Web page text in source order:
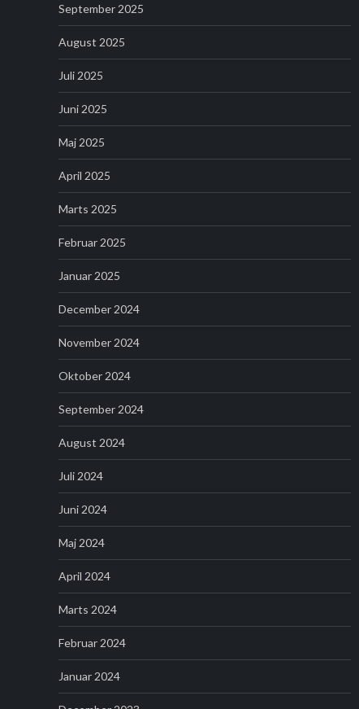
September 2025
August 2025
Juli 2025
Juni 2025
Maj 2025
April 2025
Marts 2025
Februar 2025
Januar 2025
December 2024
November 2024
Oktober 2024
September 2024
August 2024
Juli 2024
Juni 2024
Maj 2024
April 2024
Marts 2024
Februar 2024
Januar 2024